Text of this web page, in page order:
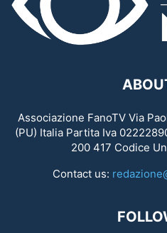
Associazione FanoTV Via
(PU) Italia Partita Iva
200 417 Codice
Contact us: